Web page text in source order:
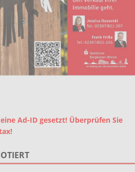
Ad-ID gesetzt! Überprüfen Sie